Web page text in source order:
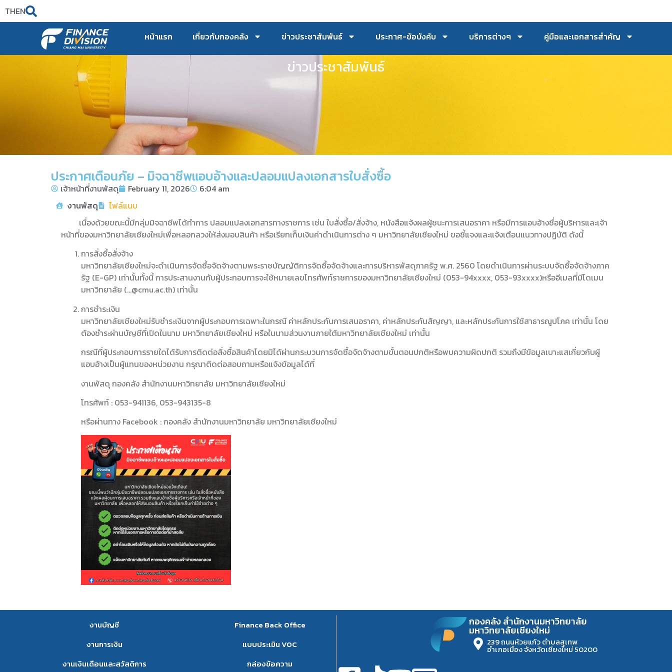
THEN
หน้าแรก เกี่ยวกับกองคลัง ข่าวประชาสัมพันธ์ ประกาศ-ข้อบังคับ บริการต่างๆ คู่มือและเอกสารสำคัญ
ข่าวประชาสัมพันธ์
ประกาศเตือนภัย – มิจฉาชีพแอบอ้างและปลอมแปลงเอกสารใบสั่งซื้อ
เจ้าหน้าที่งานพัสดุ February 11, 2026
6:04 am
งานพัสดุ
ไฟล์แนบ
เนื่องด้วยขณะนี้มีกลุ่มมิจฉาชีพได้ทำการ ปลอมแปลงเอกสารทางราชการ เช่น ใบสั่งซื้อ/สั่งจ้าง, หนังสือแจ้งผลผู้ชนะการเสนอราคา หรือมีการแอบอ้างชื่อผู้บริหารและเจ้า
หน้าที่ของมหาวิทยาลัยเชียงใหม่เพื่อหลอกลวงให้ส่งมอบสินค้า หรือเรียกเก็บเงินค่าดำเนินการต่าง ๆ มหาวิทยาลัยเชียงใหม่ ขอชี้แจงและแจ้งเตือนแนวทางปฏิบัติ ดังนี้
การสั่งซื้อสั่งจ้าง
มหาวิทยาลัยเชียงใหม่จะดำเนินการจัดซื้อจัดจ้างตามพระราชบัญญัติการจัดซื้อจัดจ้างและการบริหารพัสดุภาครัฐ พ.ศ. 2560 โดยดำเนินการผ่านระบบจัดซื้อจัดจ้างภาค
รัฐ (E-GP) เท่านั้นทั้งนี้ การประสานงานกับผู้ประกอบการจะใช้หมายเลขโทรศัพท์ราชการของมหาวิทยาลัยเชียงใหม่ (053-94xxxx, 053-93xxxx)หรืออีเมลที่มีโดเมน
มหาวิทยาลัย (…@cmu.ac.th) เท่านั้น
การชำระเงิน
มหาวิทยาลัยเชียงใหม่รับชำระเงินจากผู้ประกอบการเฉพาะในกรณี ค่าหลักประกันการเสนอราคา, ค่าหลักประกันสัญญา, และหลักประกันการใช้สาธารณูปโภค เท่านั้น โดย
ต้องชำระผ่านบัญชีที่เปิดในนาม มหาวิทยาลัยเชียงใหม่ หรือในนามส่วนงานภายใต้มหาวิทยาลัยเชียงใหม่ เท่านั้น
กรณีที่ผู้ประกอบการรายใดได้รับการติดต่อสั่งซื้อสินค้าโดยมิได้ผ่านกระบวนการจัดซื้อจัดจ้างตามขั้นตอนปกติหรือพบความผิดปกติ รวมถึงมีข้อมูลเบาะแสเกี่ยวกับผู้
แอบอ้างเป็นผู้แทนของหน่วยงาน กรุณาติดต่อสอบถามหรือแจ้งข้อมูลได้ที่
งานพัสดุ กองคลัง สำนักงานมหาวิทยาลัย มหาวิทยาลัยเชียงใหม่
โทรศัพท์ : 053-941136, 053-943135-8
หรือผ่านทาง Facebook : กองคลัง สำนักงานมหาวิทยาลัย มหาวิทยาลัยเชียงใหม่
งานบัญชี
งานการเงิน
งานเงินเดือนและสวัสดิการ
Finance Back Office
แบบประเมิน VOC
กล่องข้อความ
กองคลัง สำนักงานมหาวิทยาลัย
มหาวิทยาลัยเชียงใหม่
239 ถนนห้วยแก้ว ตำบลสุเทพ
อำเภอเมือง จังหวัดเชียงใหม่ 50200